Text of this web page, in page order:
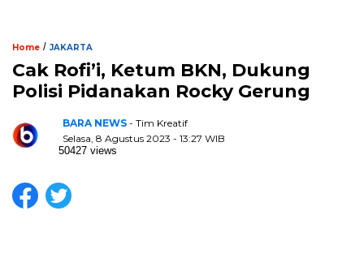
Home / JAKARTA
Cak Rofi’i, Ketum BKN, Dukung
Polisi Pidanakan Rocky Gerung
BARA NEWS - Tim Kreatif
Selasa, 8 Agustus 2023 - 13:27 WIB
50427 views